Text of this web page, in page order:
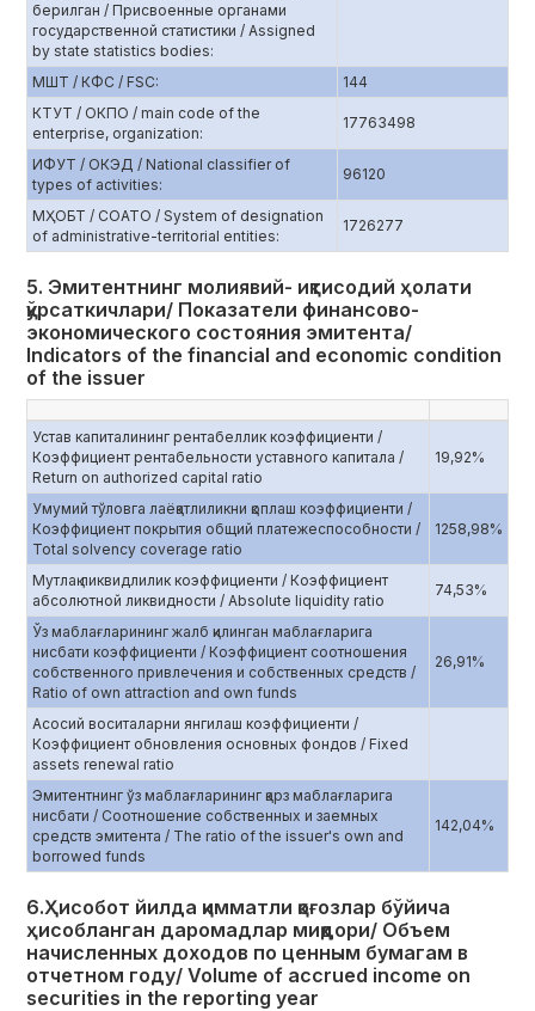
берилган / Присвоенные органами
государственной статистики / Assigned
by state statistics bodies:
МШТ / КФС / FSC:
144
КТУТ / ОКПО / main code of the
enterprise, organization:
17763498
ИФУТ / ОКЭД / National classifier of
types of activities:
96120
МҲОБТ / СОАТО / System of designation
of administrative-territorial entities:
1726277
5. Эмитентнинг молиявий- иқтисодий ҳолати
қўрсаткичлари/ Показатели финансово-
экономического состояния эмитента/
Indicators of the financial and economic condition
of the issuer
Устав капиталининг рентабеллик коэффициенти /
Коэффициент рентабельности уставного капитала /
Return on authorized capital ratio
19,92%
Умумий тўловга лаёқатлиликни қоплаш коэффициенти /
Коэффициент покрытия общий платежеспособности /
Total solvency coverage ratio
1258,98%
Мутлақ ликвидлилик коэффициенти / Коэффициент
абсолютной ликвидности / Absolute liquidity ratio
74,53%
Ўз маблағларининг жалб қилинган маблағларига
нисбати коэффициенти / Коэффициент соотношения
собственного привлечения и собственных средств /
Ratio of own attraction and own funds
26,91%
Асосий воситаларни янгилаш коэффициенти /
Коэффициент обновления основных фондов / Fixed
assets renewal ratio
Эмитентнинг ўз маблағларининг қарз маблағларига
нисбати / Соотношение собственных и заемных
средств эмитента / The ratio of the issuer's own and
borrowed funds
142,04%
6.Ҳисобот йилда қимматли қоғозлар бўйича
ҳисобланган даромадлар миқдори/ Объем
начисленных доходов по ценным бумагам в
отчетном году/ Volume of accrued income on
securities in the reporting year